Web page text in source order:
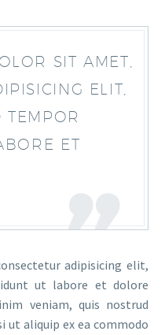
SIT AMET,
ELIT,
ET
adipisicing elit,
ut labore et dolore
veniam, quis nostrud
aliquip ex ea commodo